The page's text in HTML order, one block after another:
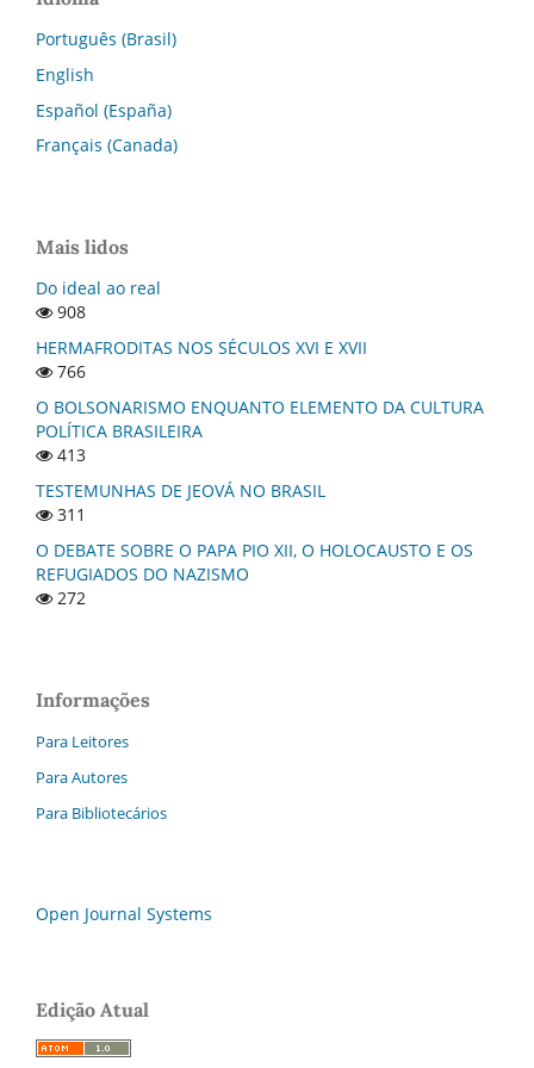
Português (Brasil)
English
Español (España)
Français (Canada)
Mais lidos
Do ideal ao real
908
HERMAFRODITAS NOS SÉCULOS XVI E XVII
766
O BOLSONARISMO ENQUANTO ELEMENTO DA CULTURA
POLÍTICA BRASILEIRA
413
TESTEMUNHAS DE JEOVÁ NO BRASIL
311
O DEBATE SOBRE O PAPA PIO XII, O HOLOCAUSTO E OS
REFUGIADOS DO NAZISMO
272
Informações
Para Leitores
Para Autores
Para Bibliotecários
Open Journal Systems
Edição Atual